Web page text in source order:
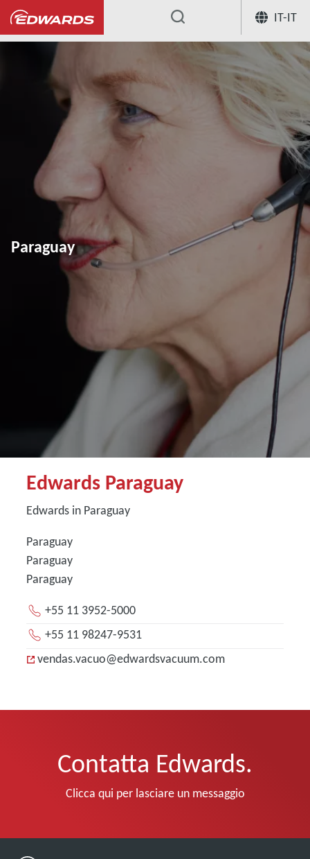
IT-IT
...
Paraguay
Edwards Paraguay
Edwards in Paraguay
Paraguay
Paraguay
Paraguay
+55 11 3952-5000
+55 11 98247-9531
vendas.vacuo@edwardsvacuum.com
Contatta Edwards.
Clicca qui per lasciare un messaggio